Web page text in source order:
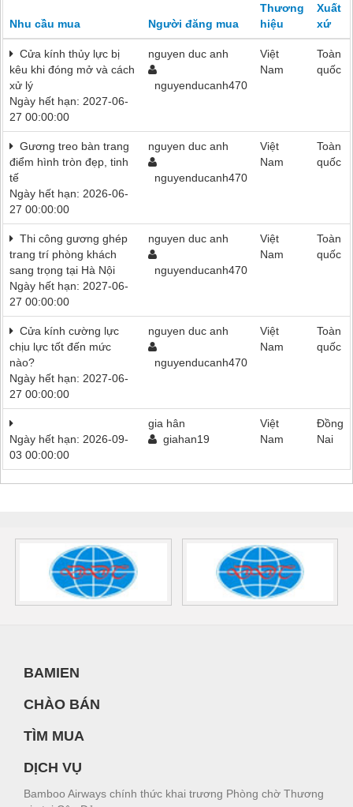
Nhu cầu mua Người đăng mua
Thương
hiệu
Xuất
xứ
Cửa kính thủy lực bị
kêu khi đóng mở và cách
xử lý
Ngày hết hạn: 2027-06-
27 00:00:00
nguyen duc anh
nguyenducanh470
Việt
Nam
Toàn
quốc
Gương treo bàn trang
điểm hình tròn đẹp, tinh
tế
Ngày hết hạn: 2026-06-
27 00:00:00
nguyen duc anh
nguyenducanh470
Việt
Nam
Toàn
quốc
Thi công gương ghép
trang trí phòng khách
sang trọng tại Hà Nội
Ngày hết hạn: 2027-06-
27 00:00:00
nguyen duc anh
nguyenducanh470
Việt
Nam
Toàn
quốc
Cửa kính cường lực
chịu lực tốt đến mức
nào?
Ngày hết hạn: 2027-06-
27 00:00:00
nguyen duc anh
nguyenducanh470
Việt
Nam
Toàn
quốc
Ngày hết hạn: 2026-09-
03 00:00:00
gia hân
giahan19
Việt
Nam
Đồng
Nai
BAMIEN
CHÀO BÁN
TÌM MUA
DỊCH VỤ
Bamboo Airways chính thức khai trương Phòng chờ Thương